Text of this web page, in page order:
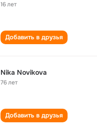
16 лет
Добавить в друзья
Nika Novikova
76 лет
Добавить в друзья